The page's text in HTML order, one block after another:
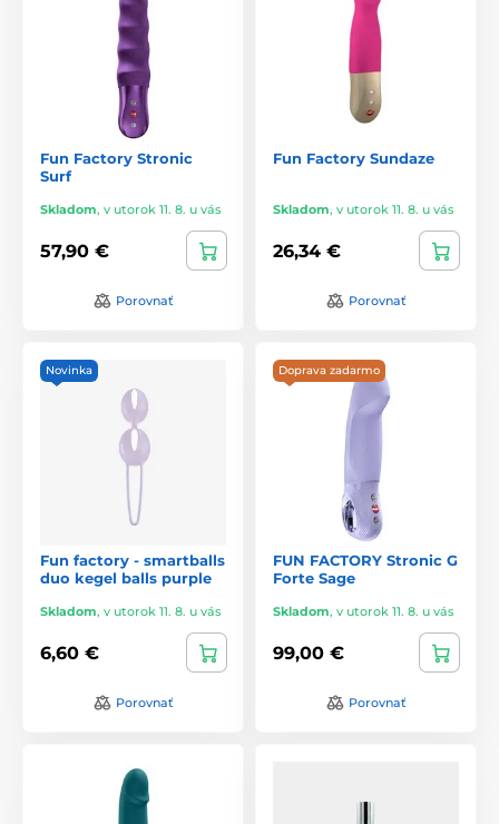
Fun Factory Stronic
Surf
Skladom, v utorok 11. 8. u vás
57,90 €
Porovnať
Fun Factory Sundaze
Skladom, v utorok 11. 8. u vás
26,34 €
Porovnať
Novinka
Fun factory - smartballs
duo kegel balls purple
Skladom, v utorok 11. 8. u vás
6,60 €
Porovnať
Doprava zadarmo
FUN FACTORY Stronic G
Forte Sage
Skladom, v utorok 11. 8. u vás
99,00 €
Porovnať